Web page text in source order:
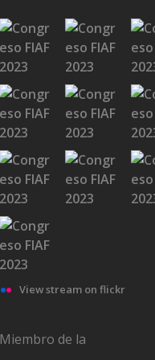
View stream on flickr
Miembro de la